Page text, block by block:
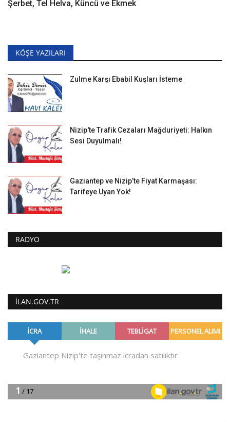
Şerbet, Tel Helva, Küncü ve Ekmek
KÖŞE YAZILARI
Zulme Karşı Ebabil Kuşları İsteme
Nizip'te Trafik Cezaları Mağduriyeti: Halkın
Sesi Duyulmalı!
Gaziantep ve Nizip’te Fiyat Karmaşası:
Tarifeye Uyan Yok!
RADYO
ILAN.GOV.TR